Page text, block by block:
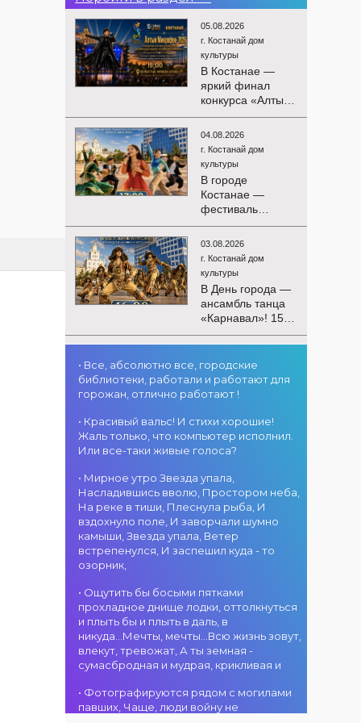
05.08.2026
г. Костанай дом
культуры
В Костанае —
яркий финал
конкурса «Алтын
Микрофон-2026»!
15 августа
состоятся
церемония
награждения
победителей и
гала-концерт
Международного
конкурса
вокалистов! Вас
ждут яркие
выступления
лучших
исполнителей,
незабываемые
эмоции и особая
праздничная
атмосфера!
04.08.2026
г. Костанай дом
культуры
В городе
Костанае —
фестиваль
детского
творчества
«Алтын дән»! 15
августа на
площади
областного
акимата
состоится
фестиваль
участием детских
творческих
коллективов
бала»! Вас ждут
яркие
выступления
прекрасные
песни,
зажигательные
танцы и
праздничное
настроение!
03.08.2026
г. Костанай дом
культуры
В День города —
ансамбль танца
«Карнавал»! 15
августа на
площади
областного
акимата
состоится
программа
ансамбля танца
«Карнавал»!
ансамбля —
Шамиль
Фахрутдинов. Вас
ждут зрелищные
хореографические
постановки, яркие
ритмы и
праздничное
настроение!
г. Костанай дом
культуры
В День города —
«MOVE &
DANCE»! 14
августа на
областного
акимата
состоится
праздничная DJ-
программа! Вас
ждут
зажигательные
ритмы, мощная
г. Костанай дом
культуры
Костанай
завоевал Гран-
при
культуры
#REPOST
@kstnews.kz - Во
летия со дня
основания
Костанайской
области подвели
г. Костанай дом
культуры
• Все, абсолютно все, городские
библиотеки, работали и работают для
горожан, отлично работают !
• Красивый вальс! И стихи хорошие!
Жаль только, что компьютер исполнил.
Или все-таки живые голоса?
• Мирное утро Звезда упала,
Насладившись вволю, Простором неба,
На реке в тиши, Плеснула рыба, И
вздохнуло поле, И заворчали шумно
камыши, Звезда упала, Ветер
встрепенулся, И заспешил куда - то
озорник,
• Ощутить бы босыми пятками
прохладное днище лодки, оттолкнуться
и плыть бы и плыть в даль, в
никуда...Мечты, мечты...Всю жизнь зовут,
влекут, тревожат, А ты земная -
сумасбродная и мудрая, крикливая и
• Фотографируются рядом с могилами
павших, Чаще, люди войну не